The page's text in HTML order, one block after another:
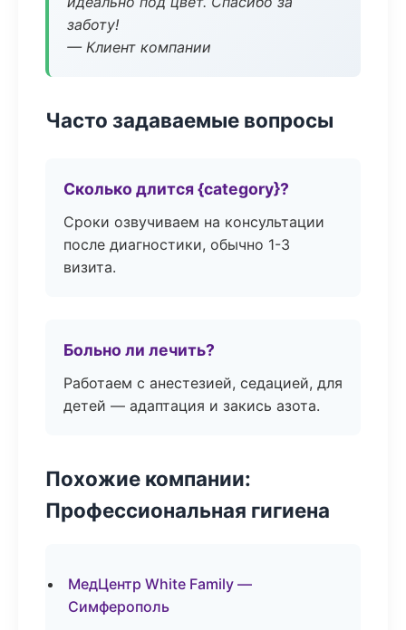
заботу!
— Клиент компании
Часто задаваемые вопросы
Сколько длится {category}?
Сроки озвучиваем на консультации
после диагностики, обычно 1-3
визита.
Больно ли лечить?
Работаем с анестезией, седацией, для
детей — адаптация и закись азота.
Похожие компании:
Профессиональная гигиена
МедЦентр White Family —
Симферополь